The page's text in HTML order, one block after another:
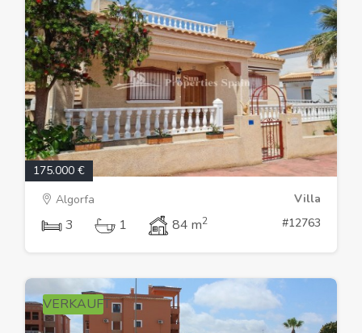
175.000 €
Algorfa
Villa
3 1 84 m2 #12763
VERKAUFT